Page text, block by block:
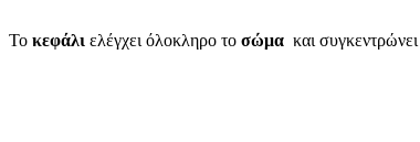
Το κεφάλι ελέγχει όλοκληρο το σώμα και συγκεντρώνει